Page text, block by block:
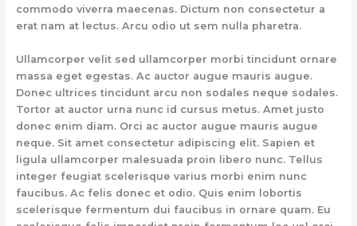
commodo viverra maecenas. Dictum non consectetur a
erat nam at lectus. Arcu odio ut sem nulla pharetra.
Ullamcorper velit sed ullamcorper morbi tincidunt ornare
massa eget egestas. Ac auctor augue mauris augue.
Donec ultrices tincidunt arcu non sodales neque sodales.
Tortor at auctor urna nunc id cursus metus. Amet justo
donec enim diam. Orci ac auctor augue mauris augue
neque. Sit amet consectetur adipiscing elit. Sapien et
ligula ullamcorper malesuada proin libero nunc. Tellus
integer feugiat scelerisque varius morbi enim nunc
faucibus. Ac felis donec et odio. Quis enim lobortis
scelerisque fermentum dui faucibus in ornare quam. Eu